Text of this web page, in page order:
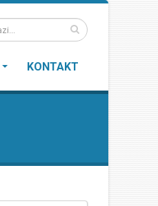
KONTAKT